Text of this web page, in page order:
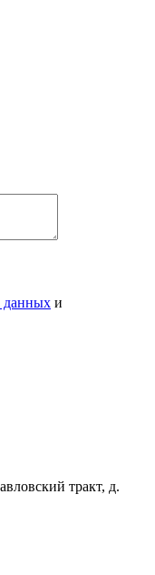
данных и
тракт, д.